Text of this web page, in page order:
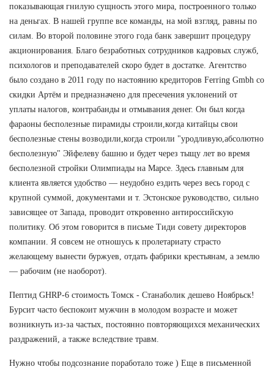
показывающая гнилую сущность этого мира, построенного только
на деньгах. В нашей группе все команды, на мой взгляд, равны по
силам. Во второй половине этого года банк завершит процедуру
акционирования. Благо безработных сотрудников кадровых служб,
психологов и преподавателей скоро будет в достатке. Агентство
было создано в 2011 году по настоянию кредиторов Ferring Gmbh со
скидки Артём и предназначено для пресечения уклонений от
уплаты налогов, контрабанды и отмывания денег. Он был когда
фараоны бесполезные пирамиды строили,когда китайцы свои
бесполезные стены возводили,когда строили "уродливую,абсолютно
бесполезную" Эйфелеву башню и будет через тыщу лет во время
бесполезной стройки Олимпиады на Марсе. Здесь главным для
клиента является удобство — неудобно ездить через весь город с
крупной суммой, документами и т. Эстонское руководство, сильно
зависящее от Запада, проводит откровенно антироссийскую
политику. Об этом говорится в письме Тиди совету директоров
компании. Я совсем не отношусь к пролетариату страсто
желающему вынести буржуев, отдать фабрики крестьянам, а землю
— рабочим (не наоборот).
Пептид GHRP-6 стоимость Томск - Станаболик дешево Ноябрьск!
Бурсит часто беспокоит мужчин в молодом возрасте и может
возникнуть из-за частых, постоянно повторяющихся механических
раздражений, а также вследствие травм.
Нужно чтобы подсознание поработало тоже ) Еще в письменной